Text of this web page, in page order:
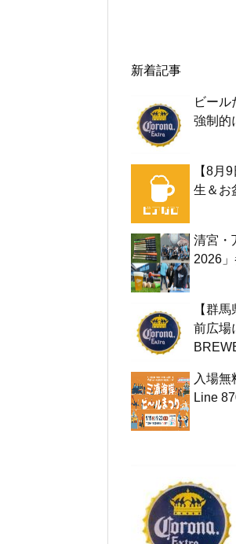
新着記事
ビー
強制的
【8月
生＆お
清宮・
2026
【群
前広場
入場
Line